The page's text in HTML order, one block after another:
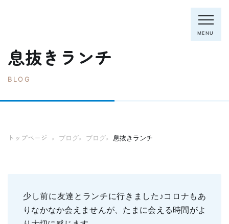
MENU
電話：0795-82-8281
歯周病の治療
歯列矯正(主に成人)
息抜きランチ
BLOG
トップページ > ブログ> ブログ> 息抜きランチ
少し前に友達とランチに行きました♪コロナもあ
りなかなか会えませんが、たまに会える時間がよ